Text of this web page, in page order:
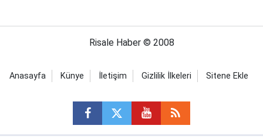
Risale Haber © 2008
Anasayfa Künye İletişim Gizlilik İlkeleri Sitene Ekle